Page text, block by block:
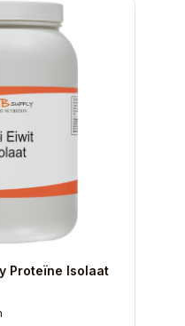
Proteïne Isolaat